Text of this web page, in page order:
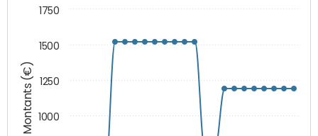
Montants (€) 1000
1250
1500
1750